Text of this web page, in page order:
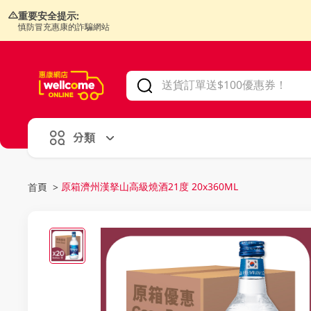
重要安全提示:
慎防冒充惠康的詐騙網站
分類
首頁 > 原箱濟州漢拏山高級燒酒21度 20x360ML